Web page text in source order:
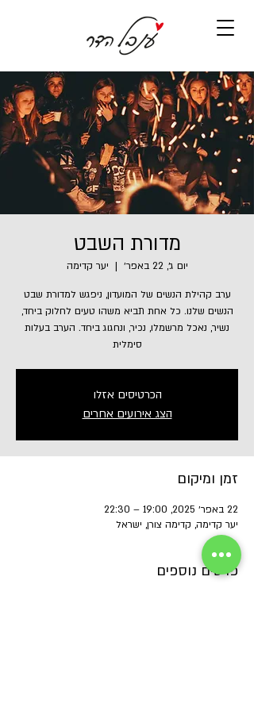
מדורת השבט
יום ג׳, 22 באפר׳
  |
יער קדימה
ערב קהילת הנשים של המועדון, ניפגש למדורת שבט
הנשים שלנו. כל אחת תביא משהו טעים לחלוק ביחד,
נשיר, נאכל מרשמלו, נכיר, ונחגוג ביחד. הערב בעלות
סימלית
הכרטיסים אזלו
הצג אירועים אחרים
זמן ומיקום
22 באפר׳ 2025, 19:00 – 22:30
יער קדימה, קדימה צורן, ישראל
פרטים נוספים